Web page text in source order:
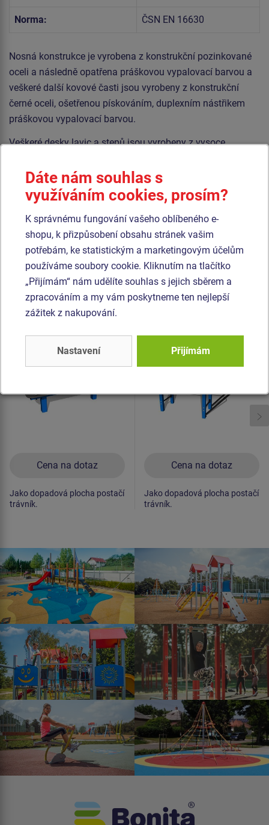
Norma: ČSN EN 16630
Nosná konstrukce je vyrobena z konstrukční pozinkované
oceli a následně opatřena práškovou vypalovací barvou a
veškeré další kovové časti jsou vyrobeny z konstrukční
černé oceli, ošetřenou pískováním, duplexním nástřikem
práškovou vypalovací barvou.
Veškeré desky lavic a stepů jsou vyrobeny z vysoce
vysokou hustotou, který se vyznačuje vysokou barevnou
stálostí, odolnosti proti UV záření a hlavně bezpečností,
protože je nelámavý a nehrozí tak žádné nebezpečí zranění
ostrými úlomky). Veškerý spojovací materiál je
pozinkovaný nebo nerezový.
Podobnézboží
prvek - celokovový
Cena na dotaz
Jako dopadová plocha postačí
trávník.
sestava - celokovová
Cena na dotaz
Jako dopadová plocha postačí
trávník.
Dáte nám souhlas s
využíváním cookies, prosím?
K správnému fungování vašeho oblíbeného e-
shopu, k přizpůsobení obsahu stránek vašim
potřebám, ke statistickým a marketingovým účelům
používáme soubory cookie. Kliknutím na tlačítko
„Přijímám“ nám udělíte souhlas s jejich sběrem a
zpracováním a my vám poskytneme ten nejlepší
zážitek z nakupování.
Nastavení Přijímám